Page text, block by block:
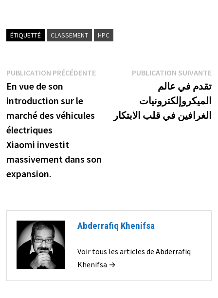
ÉTIQUETTÉ CLASSEMENT HPC
Navigation
de
l’article
PUBLICATION PRÉCÉDENTEPublication
En vue de son
introduction sur le
marché des véhicules
électriques
Xiaomi investit
massivement dans son
expansion.
PUBLICATION SUIVANTE
تقدم في عالم
الميكروإلكترونيات
الغرافين في قلب الابتكار
Abderrafiq Khenifsa
Voir tous les articles de Abderrafiq
Khenifsa →